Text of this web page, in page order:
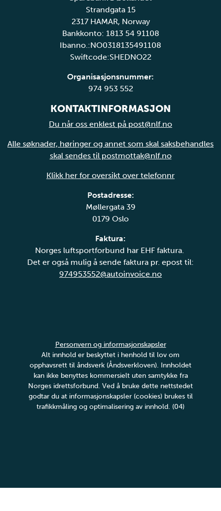
Strandgata 15
2317 HAMAR, Norway
Bankkonto: 1813 54 91108
Ibanno.:NO0318135491108
Swiftcode:SHEDNO22
Organisasjonsnummer:
974 953 552
KONTAKTINFORMASJON
Du når oss enklest på post@nlf.no
Alle søknader, høringer og annet som skal saksbehandles
skal sendes til postmottak@nlf.no
Klikk her for oversikt over telefonnr
Postadresse:
Møllergata 39
0179 Oslo
Faktura:
Norges luftsportforbund har EHF faktura.
Det er også mulig å sende faktura pr. epost til:
974953552@autoinvoice.no
Personvern og informasjonskapsler
Alt innhold er beskyttet i henhold til lov om
opphavsrett til åndsverk (Åndsverkloven). Innholdet
kan ikke benyttes kommersielt uten samtykke fra
Norges idrettsforbund. Ved å bruke dette nettstedet
godtar du at informasjonskapsler (cookies) brukes til
trafikkmåling og optimalisering av innhold. (04)